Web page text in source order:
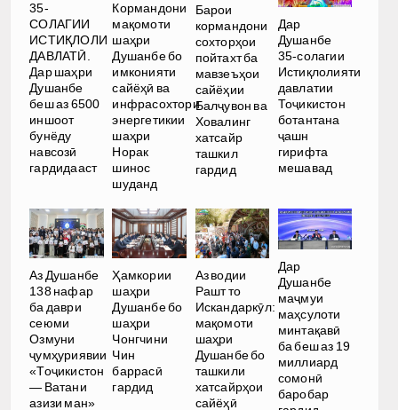
35-
СОЛАГИИ
ИСТИҚЛОЛИ
ДАВЛАТӢ.
Дар шаҳри
Душанбе
беш аз 6500
иншоот
бунёду
навсозӣ
гардидааст
Кормандони
мақомоти
шаҳри
Душанбе бо
имконияти
сайёҳӣ ва
инфрасохтори
энергетикии
шаҳри
Норак
шинос
шуданд
Барои
кормандони
сохторҳои
пойтахт ба
мавзеъҳои
сайёҳии
Балҷувон ва
Ховалинг
хатсайр
ташкил
гардид
Дар
Душанбе
35-солагии
Истиқлолияти
давлатии
Тоҷикистон
ботантана
ҷашн
гирифта
мешавад
Аз Душанбе
138 нафар
ба даври
сеюми
Озмуни
ҷумҳуриявии
«Тоҷикистон
— Ватани
азизи ман»
Ҳамкории
шаҳри
Душанбе бо
шаҳри
Чонгчини
Чин
баррасӣ
гардид
Аз водии
Рашт то
Искандаркӯл:
мақомоти
шаҳри
Душанбе бо
ташкили
хатсайрҳои
сайёҳӣ
Дар
Душанбе
маҷмуи
маҳсулоти
минтақавӣ
ба беш аз 19
миллиард
сомонӣ
баробар